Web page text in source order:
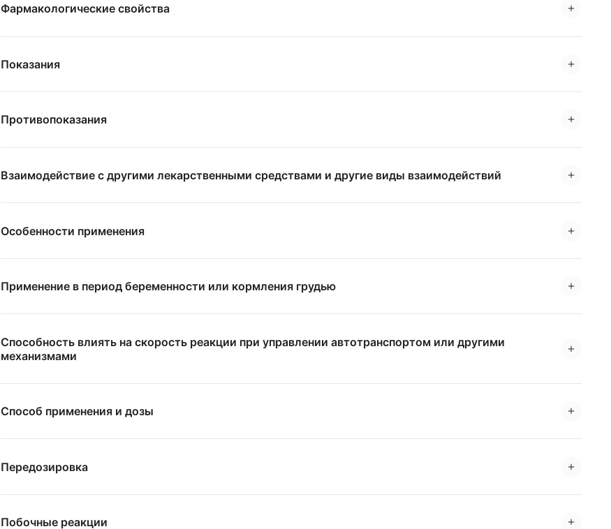
Фармакологические свойства
Показания
Противопоказания
Взаимодействие с другими лекарственными средствами и другие виды взаимодействий
Особенности применения
Применение в период беременности или кормления грудью
Способность влиять на скорость реакции при управлении автотранспортом или другими
механизмами
Способ применения и дозы
Передозировка
Побочные реакции